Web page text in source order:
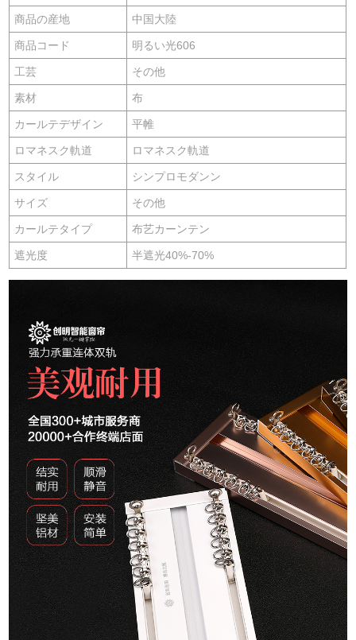
商品の産地 中国大陸
商品コード 明るい光606
工芸 その他
素材 布
カールテデザイン 平帷
ロマネスク軌道 ロマネスク軌道
スタイル シンプロモダンン
サイズ その他
カールテタイプ 布艺カーンテン
遮光度 半遮光40%-70%